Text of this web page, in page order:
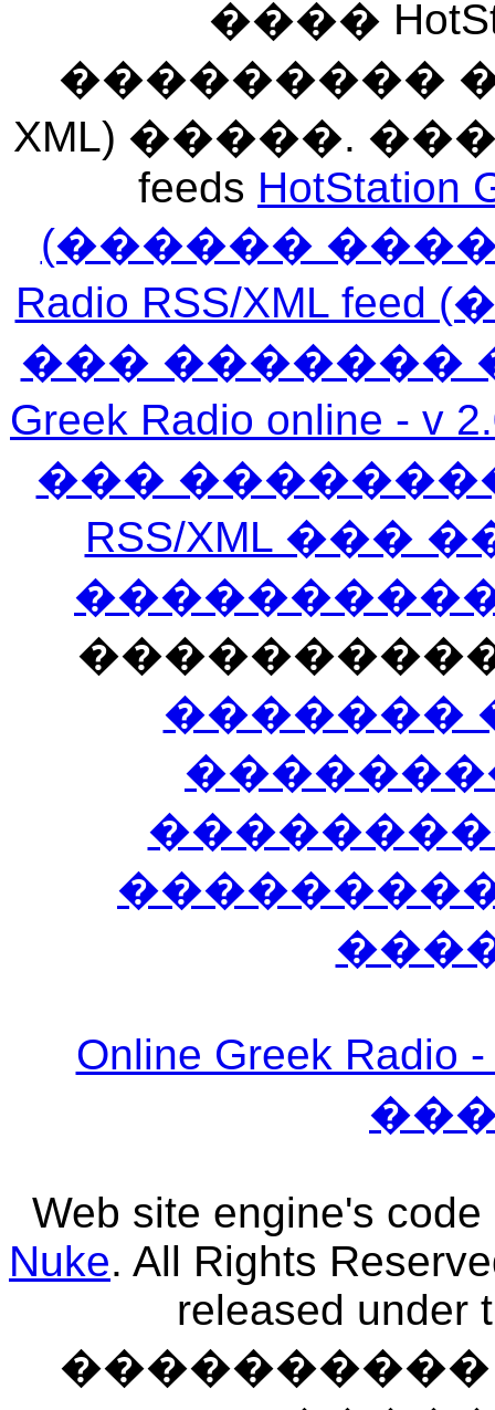
����
��������� ���
XML) �����.
feeds HotStation
(������
Radio RSS/XML
��� �������
Greek Radio
���
RSS/XML
�������
Online Greek
Web site engine's
Nuke. All Rights
released under
����������